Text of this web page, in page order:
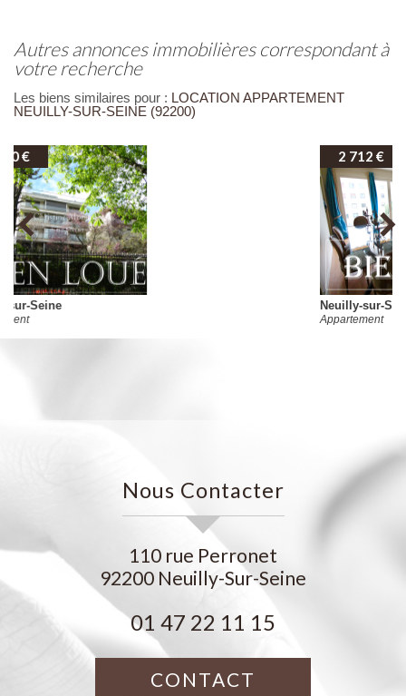
autres annonces immobilières correspondant à
votre recherche
Les biens similaires pour : LOCATION APPARTEMENT
NEUILLY-SUR-SEINE (92200)
2 712 €
Nous Contacter
110 rue Perronet
92200 Neuilly-Sur-Seine
01 47 22 11 15
CONTACT